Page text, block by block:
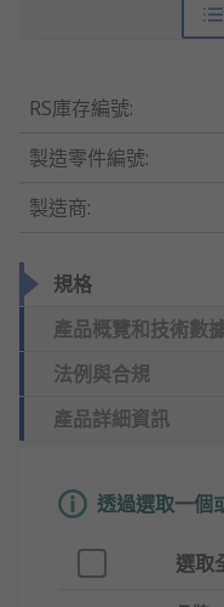
RS庫存編號:
製造零件編號:
製造商:
規格
產品概覽和技術數
法例與合規
產品詳細資訊
透過選取一個
選取